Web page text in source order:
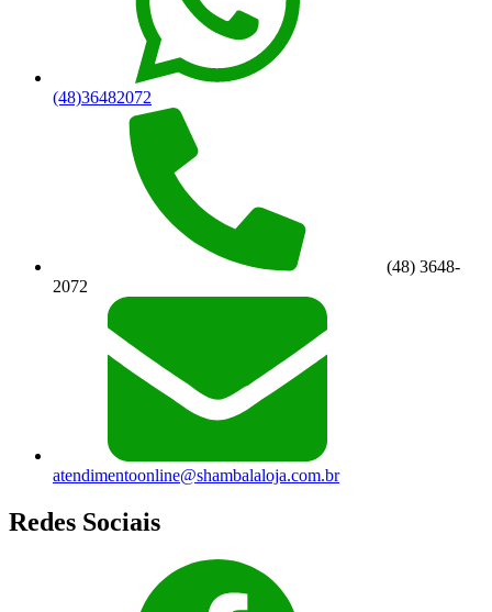
(48)36482072
(48) 3648-
2072
atendimentoonline@shambalaloja.com.br
Redes Sociais